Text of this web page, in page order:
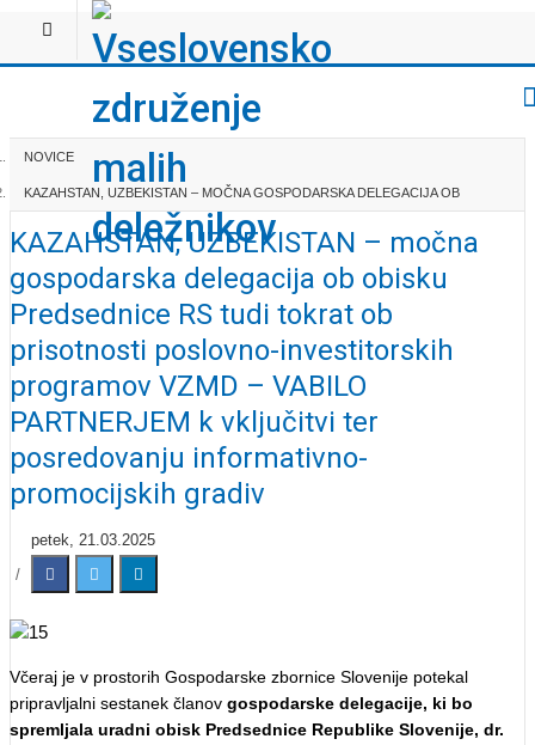
NOVICE
KAZAHSTAN, UZBEKISTAN – MOČNA GOSPODARSKA DELEGACIJA OB
OBISKU PREDSEDNICE RS TUDI TOKRAT OB PRISO...
KAZAHSTAN, UZBEKISTAN – močna
gospodarska delegacija ob obisku
Predsednice RS tudi tokrat ob
prisotnosti poslovno-investitorskih
programov VZMD – VABILO
PARTNERJEM k vključitvi ter
posredovanju informativno-
promocijskih gradiv
petek, 21.03.2025
Včeraj je v prostorih Gospodarske zbornice Slovenije potekal
pripravljalni sestanek članov gospodarske delegacije, ki bo
spremljala uradni obisk Predsednice Republike Slovenije, dr.